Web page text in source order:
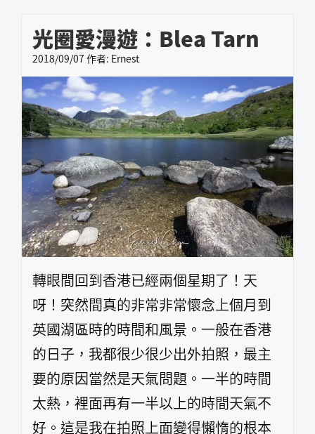
光圈愛漫遊：Blea Tarn
2018/09/07 作者: Ernest
轉眼間回到香港已經兩個星期了！天
呀！突然間真的非常非常懷念上個月到
英國湖區時的時間和風景。一般在香港
的日子，我都很少很少出外拍照，最主
要的原因當然是天氣問題。一半的時間
太熱，裡面再有一半以上的時間天氣不
好。這是我在拍照上面變得懶惰的根本